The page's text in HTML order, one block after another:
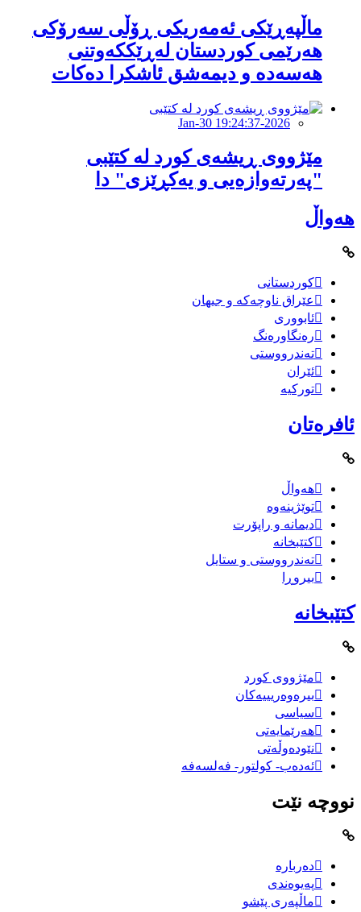
ماڵپەڕێکی ئەمەریکی ڕۆڵی سەرۆکی
هەرێمی کوردستان لەڕێککەوتنی
هەسەدە و دیمەشق ئاشکرا دەکات
2026-Jan-30 19:24:37
مێژووی ڕیشەی کورد لە كتێبی
"پەرتەوازەیی و یەكڕێزی" دا
هەواڵ
کوردستانی
عێراق ناوچەکە و جیهان
ئابووری
رەنگاورەنگ
تەندرووستی
ئێران
تورکیە
ئافرەتان
هەواڵ
توێژینەوە
دیمانە و راپۆرت
کتێبخانە
تەندرووستی و ستایل
بیروڕا
کتێبخانە
مێژووى کورد
بیرەوەریییەکان
سیاسى
هەرێمایەتی
نێودەوڵەتی
ئەدەب- کولتور- فەلسەفە
نووچە نێت
دەربارە
پەیوەندی
ماڵپەری پێشو